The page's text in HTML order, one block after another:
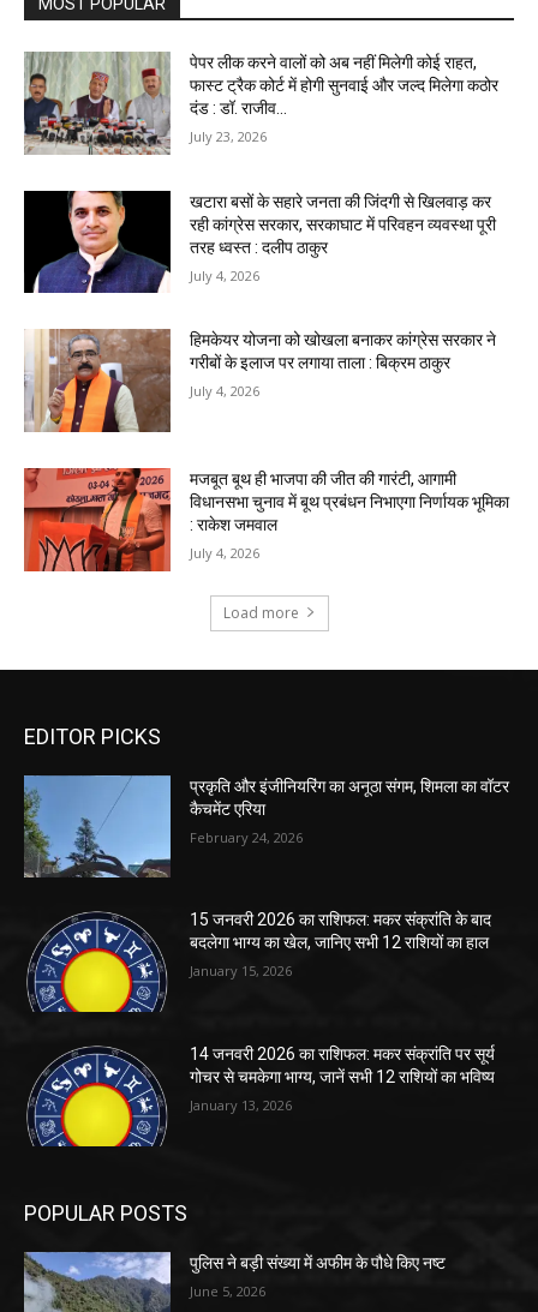
EDITOR PICKS
प्रकृति और इंजीनियरिंग का अनूठा संगम, शिमला का वॉटर
कैचमेंट एरिया
February 24, 2026
15 जनवरी 2026 का राशिफल: मकर संक्रांति के बाद
बदलेगा भाग्य का खेल, जानिए सभी 12 राशियों का हाल
January 15, 2026
14 जनवरी 2026 का राशिफल: मकर संक्रांति पर सूर्य
गोचर से चमकेगा भाग्य, जानें सभी 12 राशियों का भविष्य
January 13, 2026
POPULAR POSTS
पुलिस ने बड़ी संख्या में अफीम के पौधे किए नष्ट
June 5, 2026